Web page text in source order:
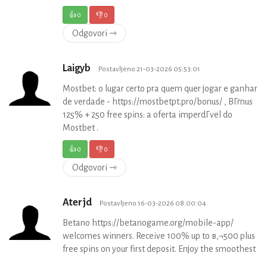
👍0 👎0
Odgovori ⇾
Laigyb Postavljeno 21-03-2026 05:53:01
Mostbet: o lugar certo pra quem quer jogar e ganhar
de verdade - https://mostbetpt.pro/bonus/ , BГґnus
125% + 250 free spins: a oferta imperdГ­vel do
Mostbet .
👍0 👎0
Odgovori ⇾
Aterjd Postavljeno 16-03-2026 08:00:04
Betano https://betanogame.org/mobile-app/
welcomes winners. Receive 100% up to в‚¬500 plus
free spins on your first deposit. Enjoy the smoothest